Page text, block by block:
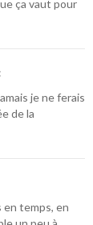
ça vaut pour
je ne ferais
de la
en temps, en